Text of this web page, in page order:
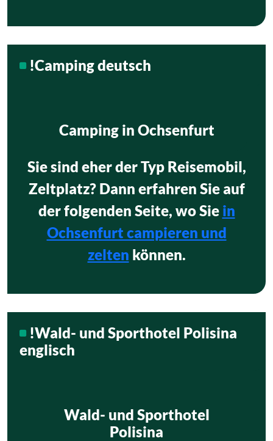
!Camping deutsch
Camping in Ochsenfurt
Sie sind eher der Typ Reisemobil,
Zeltplatz? Dann erfahren Sie auf
der folgenden Seite, wo Sie in
Ochsenfurt campieren und
zelten können.
!Wald- und Sporthotel Polisina
englisch
Wald- und Sporthotel
Polisina